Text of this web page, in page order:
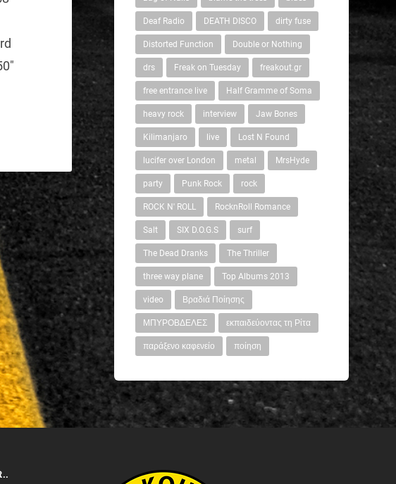
Deaf Radio DEATH DISCO dirty fuse
Distorted Function Double or Nothing
drs Freak on Tuesday freakout.gr
free entrance live Half Gramme of Soma
heavy rock interview Jaw Bones
Kilimanjaro live Lost N Found
lucifer over London metal MrsHyde
party Punk Rock rock
ROCK N' ROLL RocknRoll Romance
Salt SIX D.O.G.S surf
The Dead Dranks The Thriller
three way plane Top Albums 2013
video Βραδιά Ποίησης
ΜΠΥΡΟΒΔΕΛΕΣ εκπαιδεύοντας τη Ρίτα
παράξενο καφενείο ποίηση